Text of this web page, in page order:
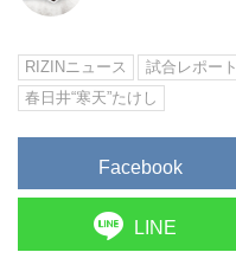
RIZINニュース 試合レポート
春日井“寒天”たけし
Facebook
LINE